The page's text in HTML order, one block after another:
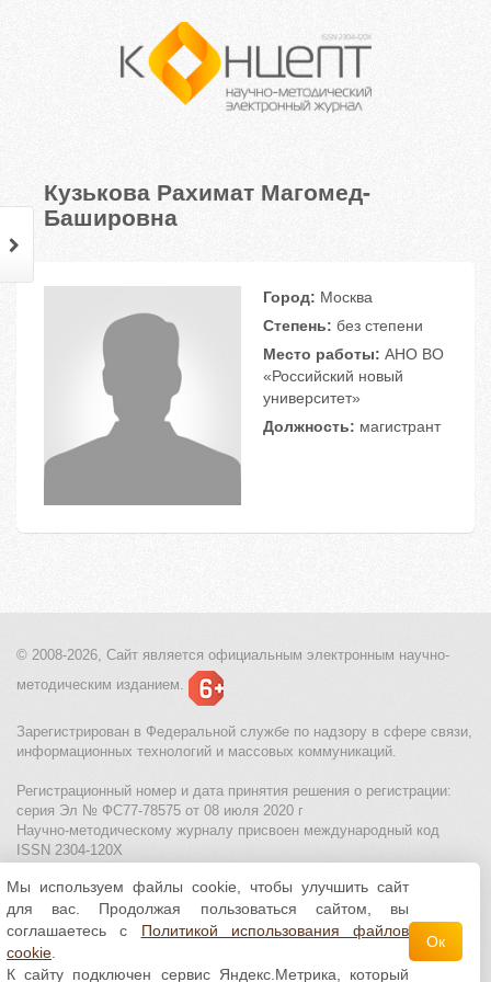
Кузькова Рахимат Магомед-
Башировна
Город: Москва
Степень: без степени
Место работы: АНО ВО
«Российский новый
университет»
Должность: магистрант
© 2008-2026, Сайт является официальным электронным научно-
методическим изданием.
Зарегистрирован в Федеральной службе по надзору в сфере связи,
информационных технологий и массовых коммуникаций.
Регистрационный номер и дата принятия решения о регистрации:
серия Эл № ФС77-78575 от 08 июля 2020 г
Научно-методическому журналу присвоен международный код
ISSN 2304-120X
МЦИТО|Школьные олимпиады и онлайн конкурсы для детей
Политика использования файлов cookie| Политика обработки и
защиты персональных данных
Все материалы доступны полицензии Creative
Мы используем файлы cookie, чтобы улучшить сайт
для вас. Продолжая пользоваться сайтом, вы
соглашаетесь с Политикой использования файлов
cookie
К сайту подключен сервис Яндекс.Метрика, который
Ок